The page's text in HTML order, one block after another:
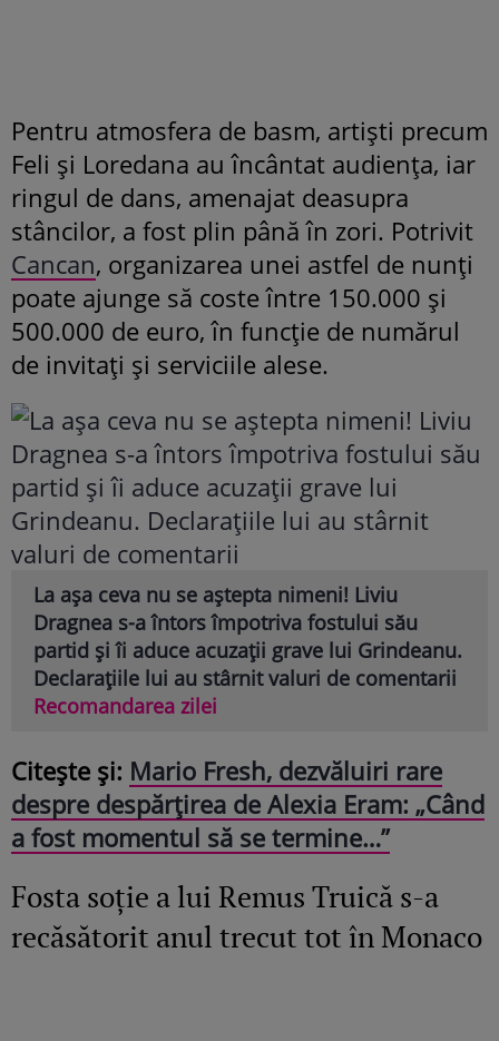
Pentru atmosfera de basm, artiști precum
Feli și Loredana au încântat audiența, iar
ringul de dans, amenajat deasupra
stâncilor, a fost plin până în zori. Potrivit
Cancan, organizarea unei astfel de nunți
poate ajunge să coste între 150.000 și
500.000 de euro, în funcție de numărul
de invitați și serviciile alese.
La așa ceva nu se aștepta nimeni! Liviu
Dragnea s-a întors împotriva fostului său
partid și îi aduce acuzații grave lui Grindeanu.
Declarațiile lui au stârnit valuri de comentarii
Recomandarea zilei
Citește și: Mario Fresh, dezvăluiri rare
despre despărțirea de Alexia Eram: „Când
a fost momentul să se termine…”
Fosta soție a lui Remus Truică s-a
recăsătorit anul trecut tot în Monaco